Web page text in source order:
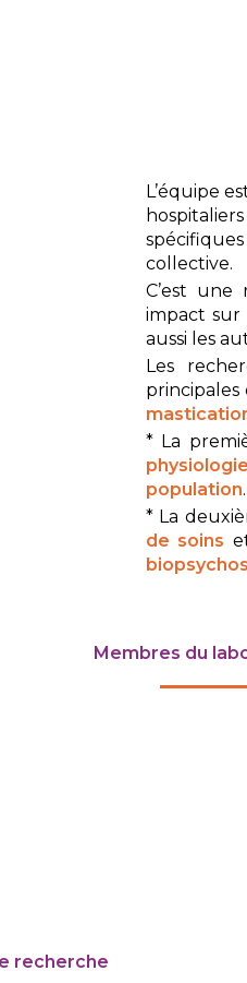
L’équipe
collective.
C’est
impact sur
aussi les
Les
* La
population.
* La
de soins
Membres du
recherche